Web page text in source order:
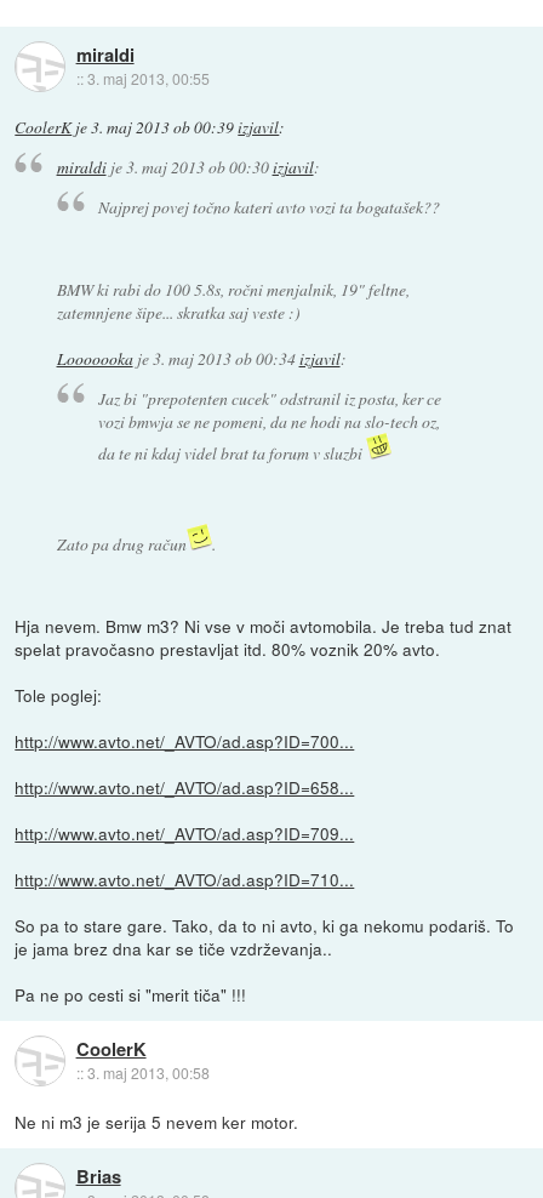
miraldi
::3. maj 2013, 00:55
CoolerKje3. maj 2013 ob 00:39izjavil:
miraldije3. maj 2013 ob 00:30izjavil:
Najprej povej točno kateri avto vozi ta bogatašek??
BMW ki rabi do 100 5.8s, ročni menjalnik, 19" feltne,
zatemnjene šipe... skratka saj veste :)
Looooookaje3. maj 2013 ob 00:34izjavil:
Jaz bi "prepotenten cucek" odstranil iz posta, ker ce
vozi bmwja se ne pomeni, da ne hodi na slo-tech oz,
da te ni kdaj videl brat ta forum v sluzbi
Zato pa drug račun .
Hja nevem. Bmw m3? Ni vse v moči avtomobila. Je treba tud znat
spelat pravočasno prestavljat itd. 80% voznik 20% avto.
Tole poglej:
http://www.avto.net/_AVTO/ad.asp?ID=700...
http://www.avto.net/_AVTO/ad.asp?ID=658...
http://www.avto.net/_AVTO/ad.asp?ID=709...
http://www.avto.net/_AVTO/ad.asp?ID=710...
So pa to stare gare. Tako, da to ni avto, ki ga nekomu podariš. To
je jama brez dna kar se tiče vzdrževanja..
Pa ne po cesti si "merit tiča" !!!
CoolerK
::3. maj 2013, 00:58
Ne ni m3 je serija 5 nevem ker motor.
Brias